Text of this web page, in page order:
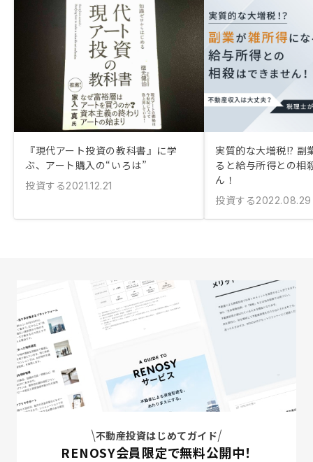
『現代アート投資の教科書』に学
ぶ、アート購入の“いろは”
投資する2021.12.21
実質的な大増税!? 副
ると給与所得との相
ん！
投資する2022.08.29
不動産投資はじめてガイド
RENOSY会員限定で無料公開中！